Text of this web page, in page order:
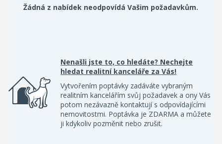
Žádná z nabídek neodpovídá Vašim požadavkům.
Nenašli jste to, co hledáte? Nechejte
hledat realitní kanceláře za Vás!
Vytvořením poptávky zadáváte vybraným
realitním kancelářím svůj požadavek a ony Vás
potom nezávazně kontaktují s odpovídajícími
nemovitostmi. Poptávka je ZDARMA a můžete
ji kdykoliv pozměnit nebo zrušit.